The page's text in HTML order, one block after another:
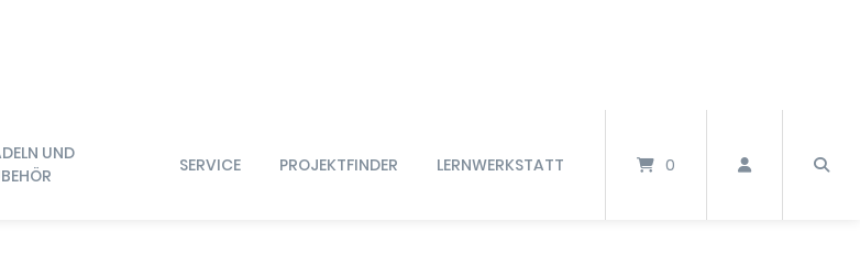
UND
SERVICE PROJEKTFINDER LERNWERKSTATT 0